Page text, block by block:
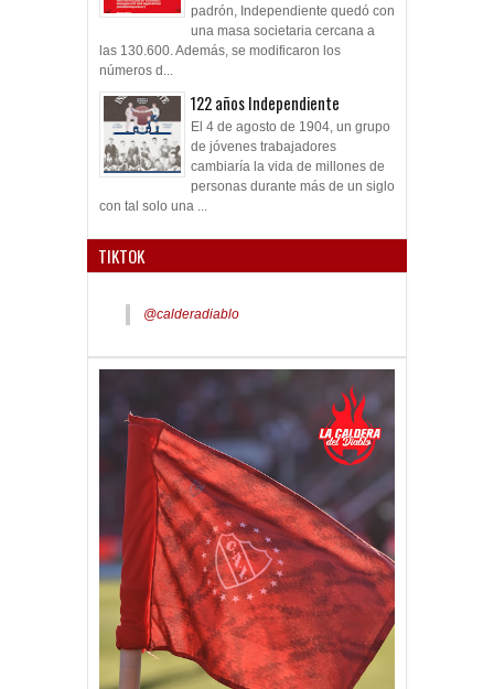
padrón, Independiente quedó con
una masa societaria cercana a
las 130.600. Además, se modificaron los
números d...
122 años Independiente
El 4 de agosto de 1904, un grupo
de jóvenes trabajadores
cambiaría la vida de millones de
personas durante más de un siglo
con tal solo una ...
TIKTOK
@calderadiablo